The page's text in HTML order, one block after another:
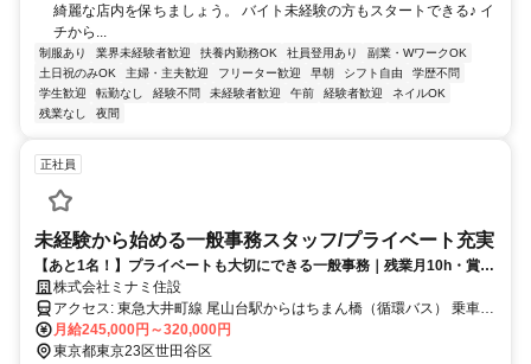
綺麗な店内を保ちましょう。 バイト未経験の方もスタートできる♪ イ
チから...
制服あり 業界未経験者歓迎 扶養内勤務OK 社員登用あり
副業・WワークOK
土日祝のみOK
主婦・主夫歓迎 フリーター歓迎 早朝 シフト自由
学歴不問
学生歓迎
転勤なし 経験不問 未経験者歓迎 午前 経験者歓迎
ネイルOK
残業なし
夜間
正社員
未経験から始める一般事務スタッフ/プライベート充実
【あと1名！】プライベートも大切にできる一般事務｜残業月10h・賞与
4ヶ月実績
株式会社ミナミ住設
アクセス: 東急大井町線 尾山台駅からはちまん橋（循環バス） 乗車時
間：約7〜9分、下車後：徒歩1分程度
月給245,000円～320,000円
東京都東京23区世田谷区